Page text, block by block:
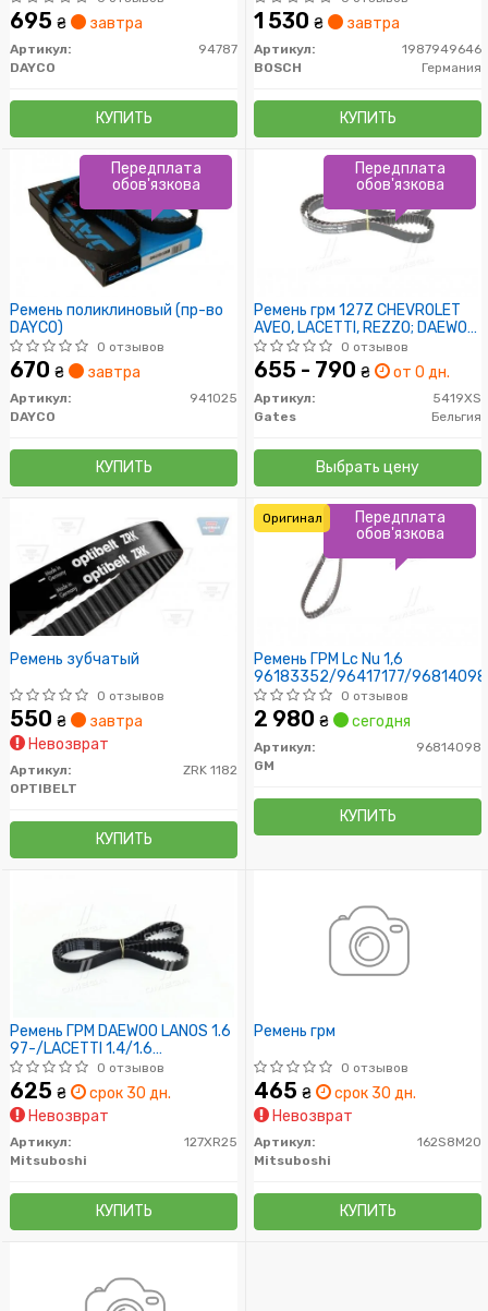
695 ₴ завтра
Артикул:
94787
DAYCO
КУПИТЬ
1 530 ₴ завтра
Артикул:
1987949646
BOSCH
Германия
КУПИТЬ
Ремень поликлиновый (пр-во
DAYCO)
0 отзывов
670 ₴ завтра
Артикул:
941025
DAYCO
КУПИТЬ
Передплата
обов'язкова
Ремень грм 127Z CHEVROLET
AVEO, LACETTI, REZZO; DAEWOO
ESPERO
0 отзывов
655 - 790 ₴ от 0 дн.
Артикул:
5419XS
Gates
Бельгия
Выбрать цену
Передплата
обов'язкова
Ремень зубчатый
0 отзывов
550 ₴
завтра
Невозврат
Артикул:
ZRK 1182
OPTIBELT
КУПИТЬ
Ремень ГРМ Lc Nu 1,6
96183352/96417177/96814098
0 отзывов
2 980 ₴ сегодня
Артикул:
96814098
GM
КУПИТЬ
Передплата
обов'язкова
Оригинал
Ремень ГРМ DAEWOO LANOS 1.6
97-/LACETTI 1.4/1.6
04-/REZZO 1.6 05- (пр-во
Mitsuboshi)
0 отзывов
625 ₴
срок 30 дн.
Невозврат
Артикул:
127XR25
Mitsuboshi
КУПИТЬ
Ремень грм
0 отзывов
465 ₴
срок 30 дн.
Невозврат
Артикул:
162S8M20
Mitsuboshi
КУПИТЬ